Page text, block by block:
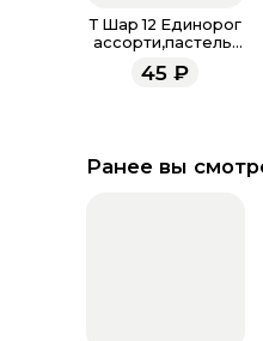
Т Шар 12 Единорог
ассорти,пастель-
45 ₽
Ранее вы